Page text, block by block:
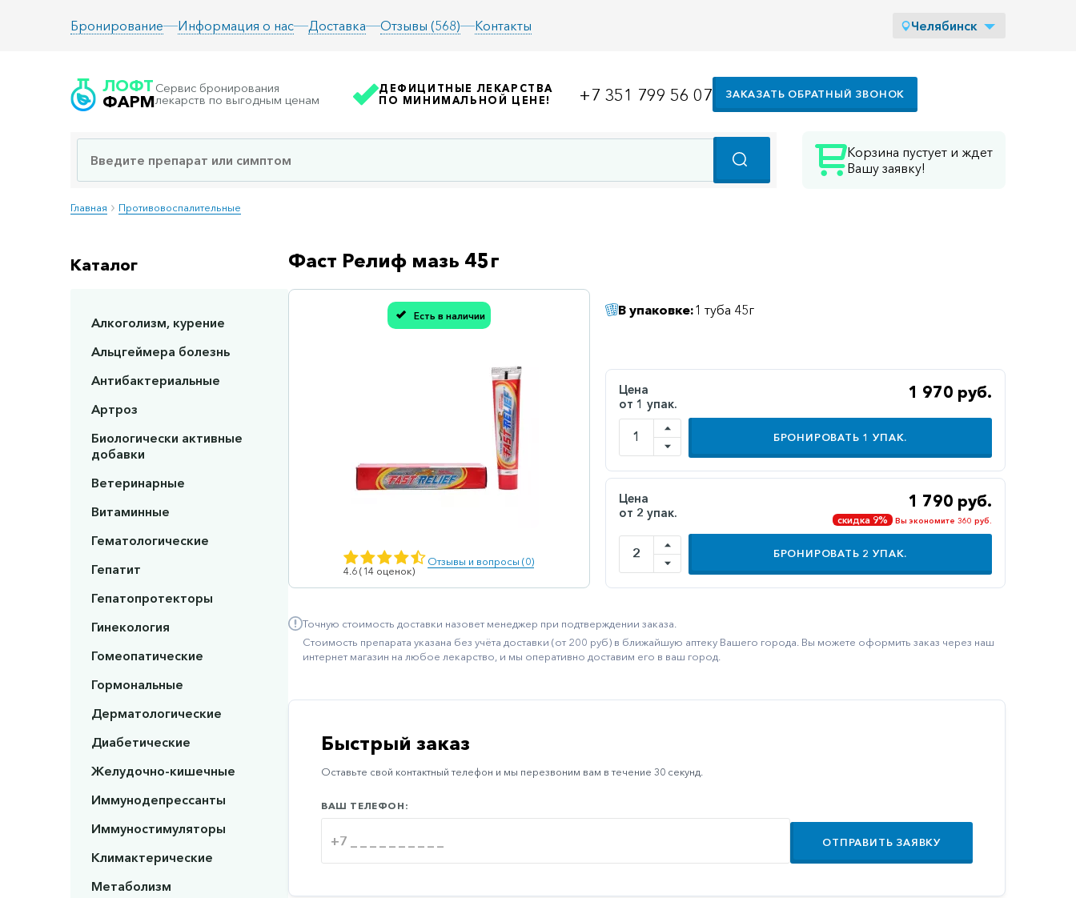
Бронирование Информация о нас Доставка Отзывы (568) Контакты Челябинск
ЛОФТ
ФАРМ
Сервис бронирования
лекарств по выгодным ценам
Корзина пустует и ждет
Вашу заявку!
ДЕФИЦИТНЫЕ ЛЕКАРСТВА
ПО МИНИМАЛЬНОЙ ЦЕНЕ!
+7 351 799 56 07 ЗАКАЗАТЬ ОБРАТНЫЙ ЗВОНОК
Главная Противовоспалительные
Каталог
Алкоголизм, курение
Альцгеймера болезнь
Антибактериальные
Артроз
Биологически активные
добавки
Ветеринарные
Витаминные
Гематологические
Гепатит
Гепатопротекторы
Гинекология
Гомеопатические
Гормональные
Дерматологические
Диабетические
Желудочно-кишечные
Иммунодепрессанты
Иммуностимуляторы
Климактерические
Метаболизм
Фаст Релиф мазь 45г
Есть в наличии
4.6 (14 оценок)
Отзывы и вопросы (0)
Спасибо, мы учли Вашу оценку!
В упаковке:1 туба 45г
Цена
от 1 упак.
1 970 руб.
БРОНИРОВАТЬ 1 УПАК.
Цена
от 2 упак.
1 790 руб.
скидка 9% Вы экономите 360 руб.
БРОНИРОВАТЬ 2 УПАК.
Точную стоимость доставки назовет менеджер при подтверждении заказа.
Стоимость препарата указана без учёта доставки (от 200 руб) в ближайшую аптеку Вашего города. Вы можете оформить заказ через наш
интернет магазин на любое лекарство, и мы оперативно доставим его в ваш город.
Быстрый заказ
Оставьте свой контактный телефон и мы перезвоним вам в течение 30 секунд.
ВАШ ТЕЛЕФОН:
ОТПРАВИТЬ ЗАЯВКУ